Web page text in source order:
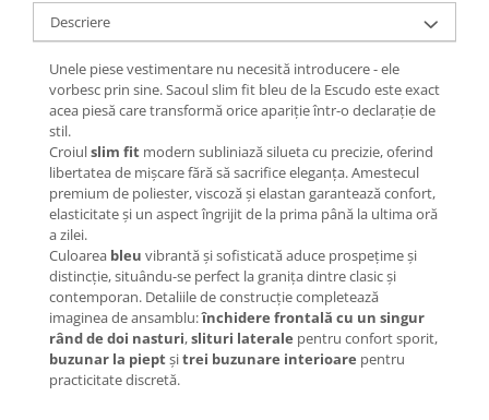
Descriere
Unele piese vestimentare nu necesită introducere - ele
vorbesc prin sine. Sacoul slim fit bleu de la Escudo este exact
acea piesă care transformă orice apariție într-o declarație de
stil.
Croiulslim fit modern subliniază silueta cu precizie, oferind
libertatea de mișcare fără să sacrifice eleganța. Amestecul
premium de poliester, viscoză și elastan garantează confort,
elasticitate și un aspect îngrijit de la prima până la ultima oră
a zilei.
Culoarea bleu vibrantă și sofisticată aduce prospețime și
distincție, situându-se perfect la granița dintre clasic și
contemporan. Detaliile de construcție completează
imaginea de ansamblu:închidere frontală cu un singur
rând de doi nasturi,slituri laterale pentru confort sporit,
buzunar la pieptșitrei buzunare interioare pentru
practicitate discretă.